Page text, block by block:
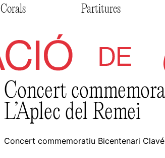
Corals Partitures
Concert
L’Aplec del Remei
Concert commemoratiu Bicentenari